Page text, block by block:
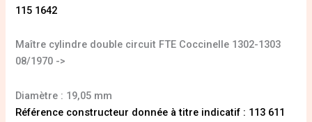
115 1642
Maître cylindre double circuit FTE Coccinelle 1302-1303
08/1970 ->
Diamètre : 19,05 mm
Référence constructeur donnée à titre indicatif : 113 611